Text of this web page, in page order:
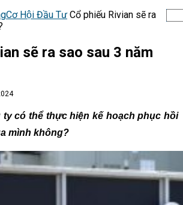
Cơ Hội Đầu Tư Cổ phiếu Rivian sẽ ra
sẽ ra sao sau 3 năm
ty có thể thực hiện kế hoạch phục hồi
mình không?